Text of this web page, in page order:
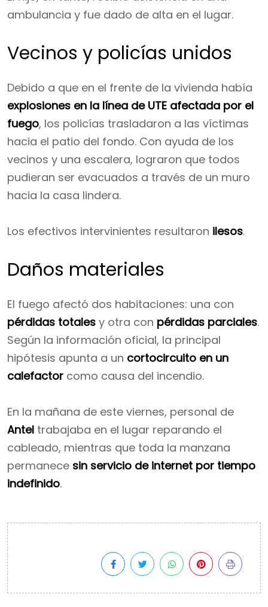
ambulancia y fue dado de alta en el lugar.
Vecinos y policías unidos
Debido a que en el frente de la vivienda había
explosiones en la línea de UTE afectada por el
fuego, los policías trasladaron a las víctimas
hacia el patio del fondo. Con ayuda de los
vecinos y una escalera, lograron que todos
pudieran ser evacuados a través de un muro
hacia la casa lindera.
Los efectivos intervinientes resultaron ilesos.
Daños materiales
El fuego afectó dos habitaciones: una con
pérdidas totales y otra con pérdidas parciales.
Según la información oficial, la principal
hipótesis apunta a un cortocircuito en un
calefactor como causa del incendio.
En la mañana de este viernes, personal de
Antel trabajaba en el lugar reparando el
cableado, mientras que toda la manzana
permanece sin servicio de internet por tiempo
indefinido.